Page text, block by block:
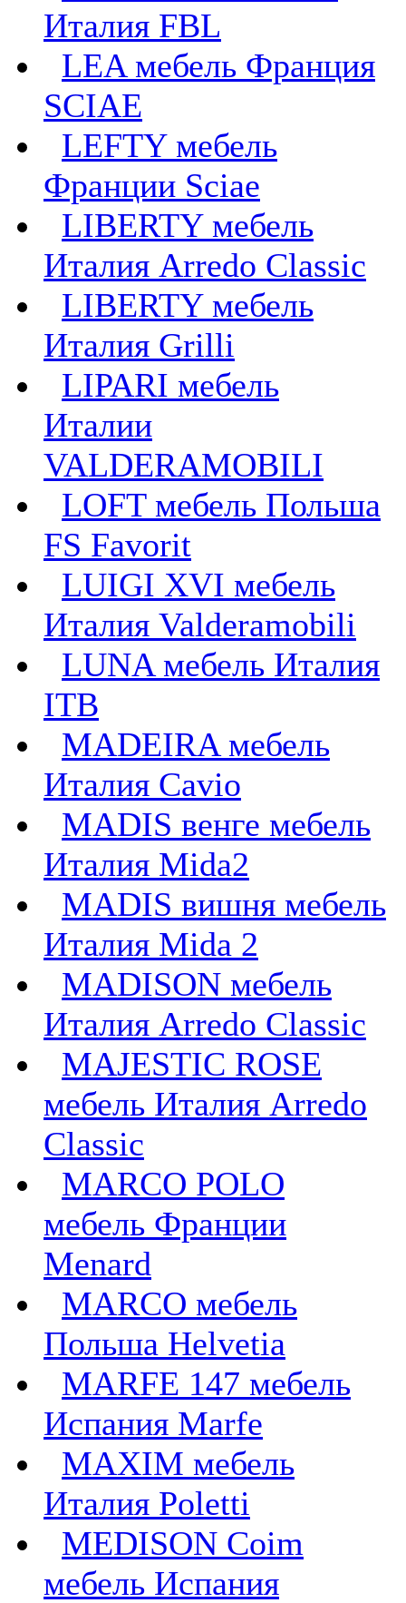
Италия FBL
LEA мебель Франция
SCIAE
LEFTY мебель
Франции Sciae
LIBERTY мебель
Италия Arredo Classic
LIBERTY мебель
Италия Grilli
LIPARI мебель
Италии
VALDERAMOBILI
LOFT мебель Польша
FS Favorit
LUIGI XVI мебель
Италия Valderamobili
LUNA мебель Италия
ITB
MADEIRA мебель
Италия Cavio
MADIS венге мебель
Италия Mida2
MADIS вишня мебель
Италия Mida 2
MADISON мебель
Италия Arredo Classic
MAJESTIC ROSE
мебель Италия Arredo
Classic
MARCO POLO
мебель Франции
Menard
MARCO мебель
Польша Helvetia
MARFE 147 мебель
Испания Marfe
MAXIM мебель
Италия Poletti
MEDISON Coim
мебель Испания